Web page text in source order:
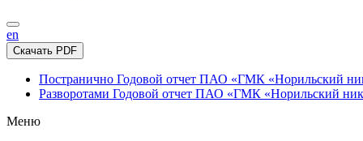
en
Скачать PDF
Постранично Годовой отчет ПАО «ГМК «Норильский
Разворотами Годовой отчет ПАО «ГМК «Норильский
Меню